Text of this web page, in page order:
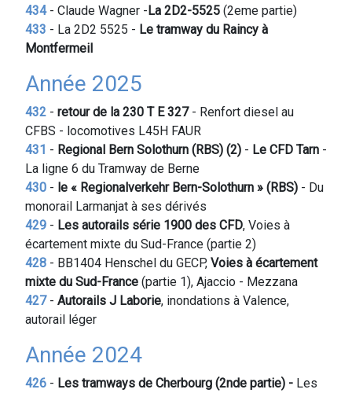
434- Claude Wagner -La 2D2-5525 (2eme partie)
433 - La 2D2 5525 - Le tramway du Raincy à
Montfermeil
Année 2025
432 - retour de la 230 T E 327- Renfort diesel au
CFBS - locomotives L45H FAUR
431 - Regional Bern Solothurn (RBS) (2) - Le CFD Tarn -
La ligne 6 du Tramway de Berne
430 - le « Regionalverkehr Bern-Solothurn » (RBS) - Du
monorail Larmanjat à ses dérivés
429 - Les autorails série 1900 des CFD, Voies à
écartement mixte du Sud-France (partie 2)
428 - BB1404 Henschel du GECP, Voies à écartement
mixte du Sud-France (partie 1), Ajaccio - Mezzana
427- Autorails J Laborie, inondations à Valence,
autorail léger
Année 2024
426 - Les tramways de Cherbourg (2nde partie) - Les